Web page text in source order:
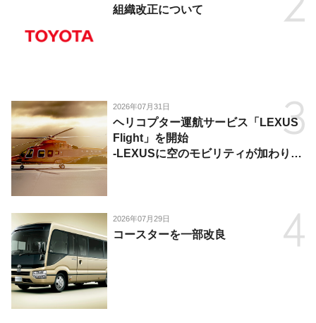
組織改正について
2026年07月31日
ヘリコプター運航サービス「LEXUS
Flight」を開始
-LEXUSに空のモビリティが加わり、
2026年07月29日
コースターを一部改良